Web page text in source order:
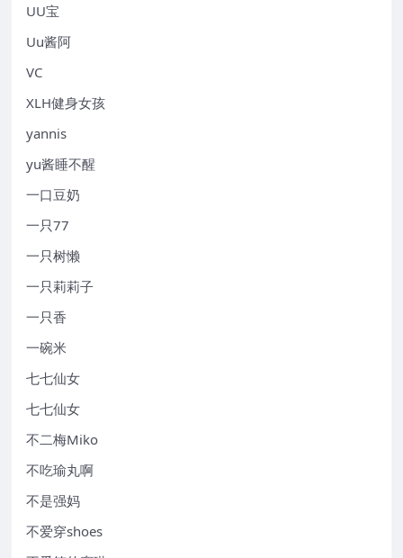
UU宝
Uu酱阿
VC
XLH健身女孩
yannis
yu酱睡不醒
一口豆奶
一只77
一只树懒
一只莉莉子
一只香
一碗米
七七仙女
七七仙女
不二梅Miko
不吃瑜丸啊
不是强妈
不爱穿shoes